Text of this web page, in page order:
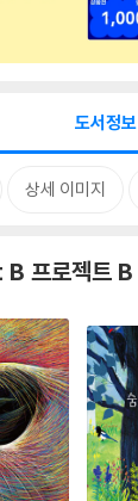
도서정보
상세 이미지
프로젝트 B